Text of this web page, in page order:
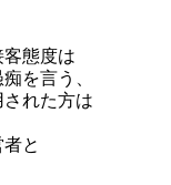
態度は
を言う、
れた方は
と